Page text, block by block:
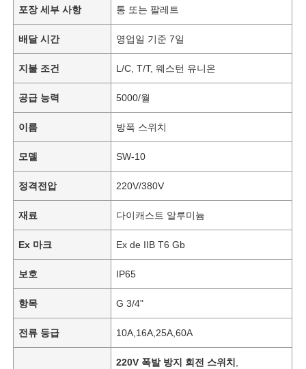
포장 세부 사항 통 또는 팔레트
배달 시간 영업일 기준 7일
지불 조건 L/C, T/T, 웨스턴 유니온
공급 능력 5000/월
이름 방폭 스위치
모델 SW-10
정격전압 220V/380V
재료 다이캐스트 알루미늄
Ex 마크 Ex de IIB T6 Gb
보호 IP65
항목 G 3/4"
전류 등급 10A,16A,25A,60A
220V 폭발 방지 회전 스위치